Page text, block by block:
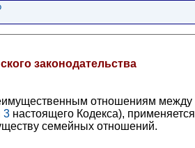
законодательства
отношениям между
3 настоящего Кодекса), применяется
семейных отношений.